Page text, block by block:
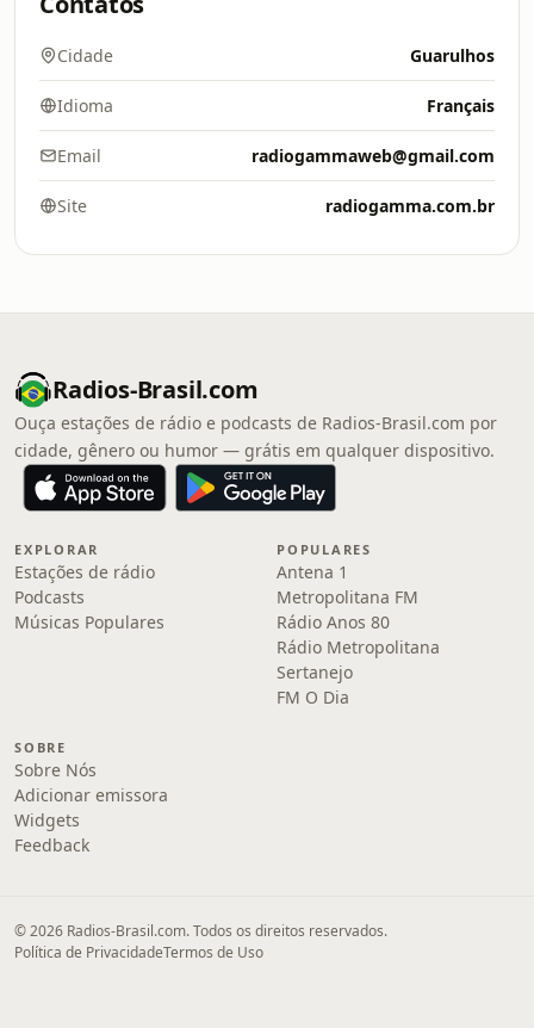
Cidade Guarulhos
Idioma Français
Email radiogammaweb@gmail.com
Site radiogamma.com.br
Radios-Brasil.com
Ouça estações de rádio e podcasts de Radios-Brasil.com por
cidade, gênero ou humor — grátis em qualquer dispositivo.
EXPLORAR
Estações de rádio
Podcasts
Músicas Populares
POPULARES
Antena 1
Metropolitana FM
Rádio Anos 80
Rádio Metropolitana
Sertanejo
FM O Dia
SOBRE
Sobre Nós
Adicionar emissora
Widgets
Feedback
© 2026 Radios-Brasil.com. Todos os direitos reservados.
Política de PrivacidadeTermos de Uso